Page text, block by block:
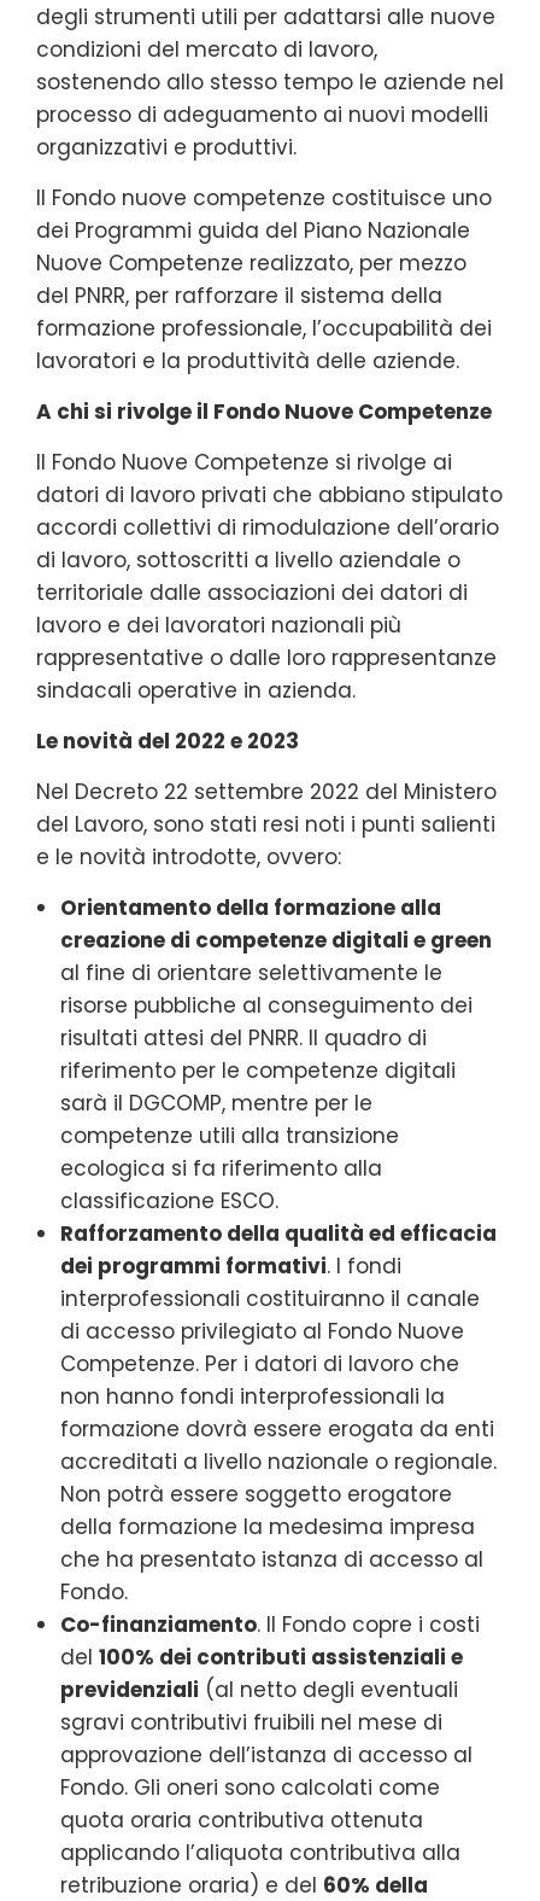
degli strumenti utili per adattarsi alle nuove
condizioni del mercato di lavoro,
sostenendo allo stesso tempo le aziende nel
processo di adeguamento ai nuovi modelli
organizzativi e produttivi.
Il Fondo nuove competenze costituisce uno
dei Programmi guida del Piano Nazionale
Nuove Competenze realizzato, per mezzo
del PNRR, per rafforzare il sistema della
formazione professionale, l’occupabilità dei
lavoratori e la produttività delle aziende.
A chi si rivolge il Fondo Nuove Competenze
Il Fondo Nuove Competenze si rivolge ai
datori di lavoro privati che abbiano stipulato
accordi collettivi di rimodulazione dell’orario
di lavoro, sottoscritti a livello aziendale o
territoriale dalle associazioni dei datori di
lavoro e dei lavoratori nazionali più
rappresentative o dalle loro rappresentanze
sindacali operative in azienda.
Le novità del 2022 e 2023
Nel Decreto 22 settembre 2022 del Ministero
del Lavoro, sono stati resi noti i punti salienti
e le novità introdotte, ovvero:
Orientamento della formazione alla
creazione di competenze digitali e green
al fine di orientare selettivamente le
risorse pubbliche al conseguimento dei
risultati attesi del PNRR. Il quadro di
riferimento per le competenze digitali
sarà il DGCOMP, mentre per le
competenze utili alla transizione
ecologica si fa riferimento alla
classificazione ESCO.
Rafforzamento della qualità ed efficacia
dei programmi formativi. I fondi
interprofessionali costituiranno il canale
di accesso privilegiato al Fondo Nuove
Competenze. Per i datori di lavoro che
non hanno fondi interprofessionali la
formazione dovrà essere erogata da enti
accreditati a livello nazionale o regionale.
Non potrà essere soggetto erogatore
della formazione la medesima impresa
che ha presentato istanza di accesso al
Fondo.
Co-finanziamento. Il Fondo copre i costi
del 100% dei contributi assistenziali e
previdenziali (al netto degli eventuali
sgravi contributivi fruibili nel mese di
approvazione dell’istanza di accesso al
Fondo. Gli oneri sono calcolati come
quota oraria contributiva ottenuta
applicando l’aliquota contributiva alla
retribuzione oraria) e del 60% della